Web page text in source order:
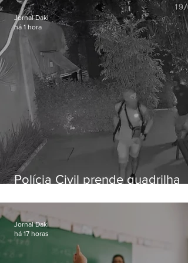
Polícia Civil prende quadrilha
residências de luxo no Rio
Jornal Daki
há 1 hora
Jornal Daki
há 17 horas